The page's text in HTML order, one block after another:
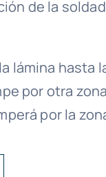
de la
lámina hasta
por otra
por la